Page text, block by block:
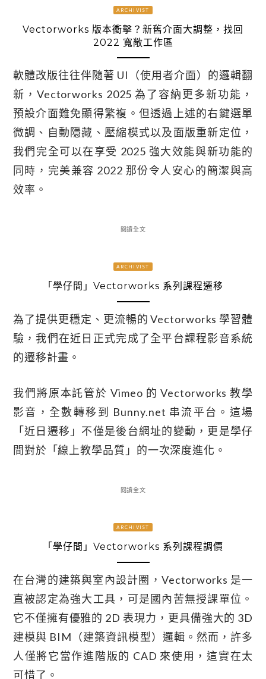
ARCHIVIST
Vectorworks 版本衝擊？新舊介面大調整，找回
2022 寬敞工作區
軟體改版往往伴隨著 UI（使用者介面）的邏輯翻
新，Vectorworks 2025 為了容納更多新功能，
預設介面難免顯得繁複。但透過上述的右鍵選單
微調、自動隱藏、壓縮模式以及面版重新定位，
我們完全可以在享受 2025 強大效能與新功能的
同時，完美兼容 2022 那份令人安心的簡潔與高
效率。
閱讀全文
ARCHIVIST
「學仔間」Vectorworks 系列課程遷移
為了提供更穩定、更流暢的 Vectorworks 學習體
驗，我們在近日正式完成了全平台課程影音系統
的遷移計畫。
我們將原本託管於 Vimeo 的 Vectorworks 教學
影音，全數轉移到 Bunny.net 串流平台。這場
「近日遷移」不僅是後台網址的變動，更是學仔
間對於「線上教學品質」的一次深度進化。
閱讀全文
ARCHIVIST
「學仔間」Vectorworks 系列課程調價
在台灣的建築與室內設計圈，Vectorworks 是一
直被認定為強大工具，可是國內苦無授課單位。
它不僅擁有優雅的 2D 表現力，更具備強大的 3D
建模與 BIM（建築資訊模型）邏輯。然而，許多
人僅將它當作進階版的 CAD 來使用，這實在太
可惜了。